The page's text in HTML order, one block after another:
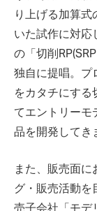
り上げる加算
いた試作に対応
の「切削
独自に提唱。プ
をカタチにする
てエントリーモ
品を開発してき
また、販売面
グ・販売活動を
売子会社「モデ